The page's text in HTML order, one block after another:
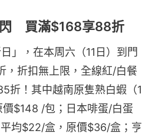
閃 買滿$168享88折
」，在本周六（11日）到門
，折扣無上限，全線紅/白餐
折！其中越南原隻熟白蝦（1
$148 /包；日本啡蛋/白蛋
均$22/盒，原價$36/盒；亨